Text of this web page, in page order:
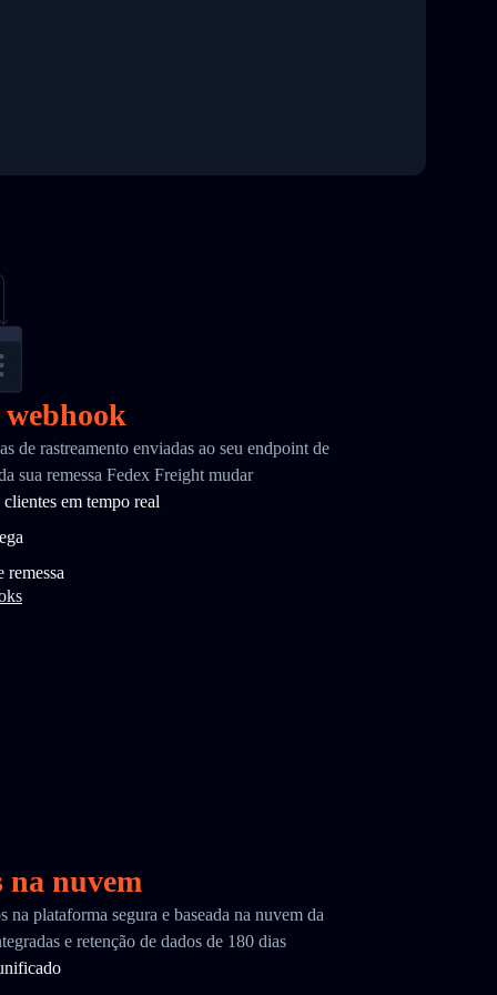
de rastreamento enviadas ao seu endpoint de
sua remessa Fedex Freight mudar
em tempo real
remessa
na nuvem
na plataforma segura e baseada na nuvem da
e retenção de dados de 180 dias